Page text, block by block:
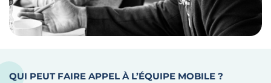
QUI PEUT FAIRE APPEL À L’ÉQUIPE MOBILE ?